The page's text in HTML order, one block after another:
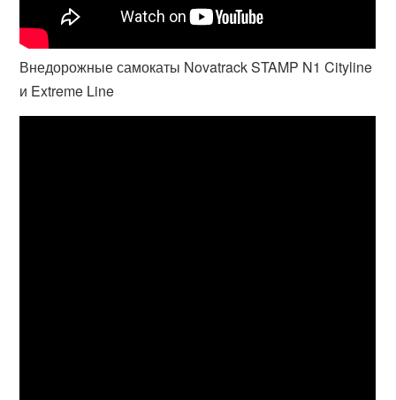
Внедорожные самокаты Novatrack STAMP N1 Cityline
и Extreme Line